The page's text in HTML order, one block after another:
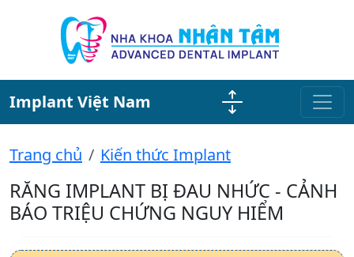
Implant Việt Nam
Trang chủ Kiến thức Implant
RĂNG IMPLANT BỊ ĐAU NHỨC - CẢNH
BÁO TRIỆU CHỨNG NGUY HIỂM